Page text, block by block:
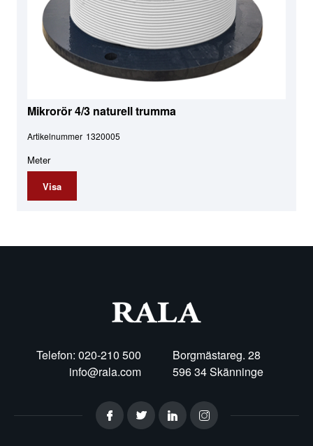
Mikrorör 4/3 naturell trumma
Artikelnummer 1320005
Meter
Visa
Telefon: 020-210 500
info@rala.com
Borgmästareg. 28
596 34 Skänninge